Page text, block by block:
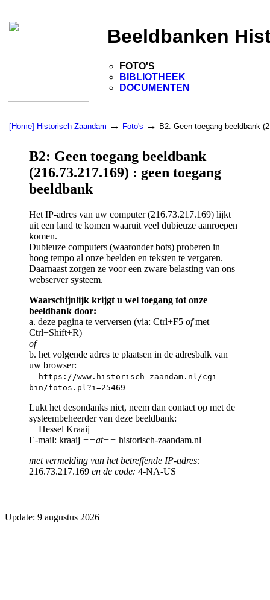
Beeldbanken
FOTO'S
BIBLIOTHEEK
DOCUMENTEN
[Home] Historisch Zaandam → Foto's → B2: Geen toegang beeldbank
B2: Geen toegang beeldbank
(216.73.217.169) : geen toegang
beeldbank
Het IP-adres van uw computer (216.73.217.169) lijkt
uit een land te komen waaruit veel dubieuze aanroepen
komen.
Dubieuze computers (waaronder bots) proberen in
hoog tempo al onze beelden en teksten te vergaren.
Daarnaast zorgen ze voor een zware belasting van ons
webserver systeem.
Waarschijnlijk krijgt u wel toegang tot onze
beeldbank door:
a. deze pagina te verversen (via: Ctrl+F5 ofmet
Ctrl+Shift+R)
of
b. het volgende adres te plaatsen in de adresbalk van
uw browser:
https://www.historisch-zaandam.nl/cgi-
bin/fotos.pl?i=25469
Lukt het desondanks niet, neem dan contact op met de
systeembeheerder van deze beeldbank:
Hessel Kraaij
E-mail: kraaij ==at== historisch-zaandam.nl
met vermelding van het betreffende IP-adres:
216.73.217.169 en de code: 4-NA-US
Update: 9 augustus 2026